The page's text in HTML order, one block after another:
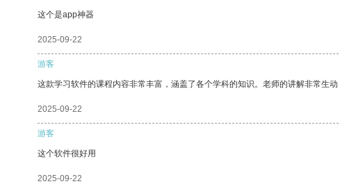
这个是app神器
2025-09-22
游客
这款学习软件的课程内容非常丰富，涵盖了各个学科的知识。老师的讲解非常生动
2025-09-22
游客
这个软件很好用
2025-09-22